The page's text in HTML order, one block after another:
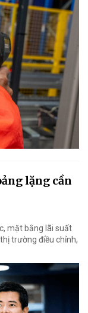
lặng cần
mặt bằng lãi suất
trường điều chỉnh,